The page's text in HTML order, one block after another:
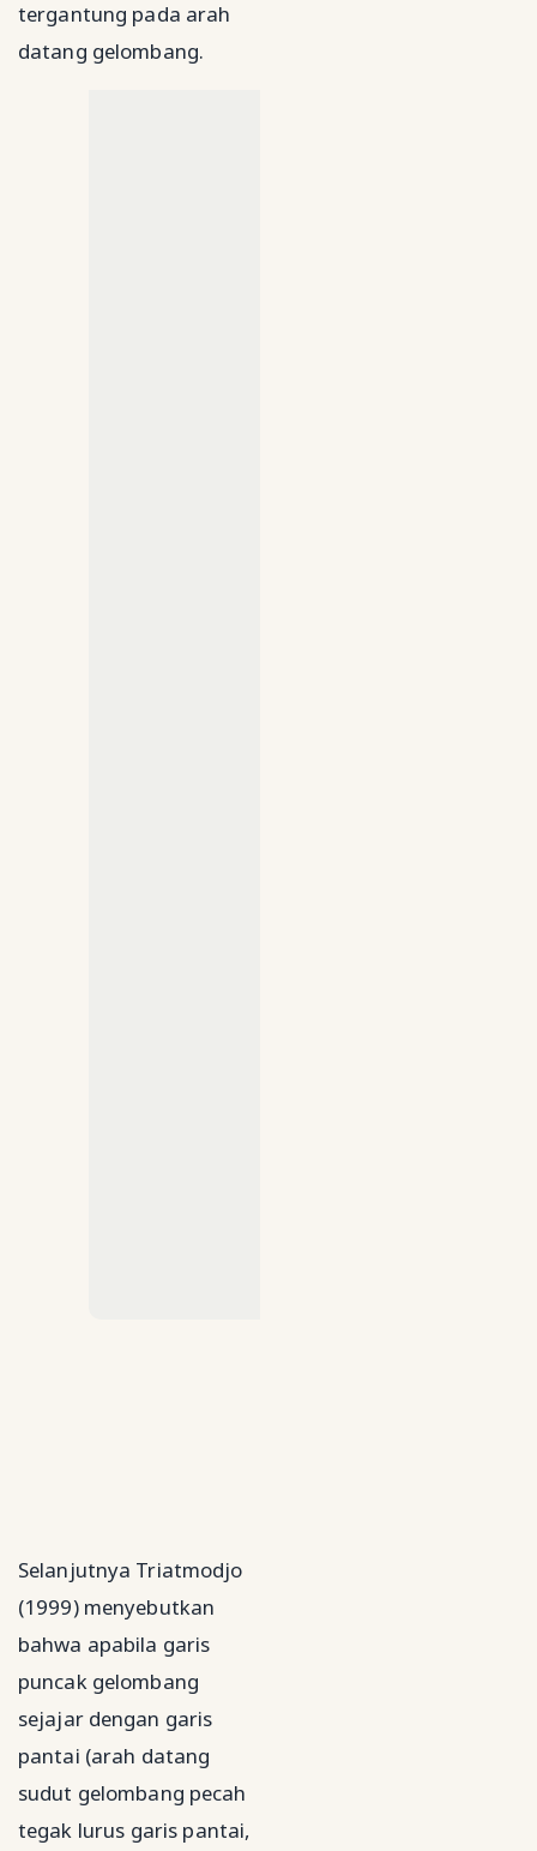
tergantung pada arah
datang gelombang.
Selanjutnya Triatmodjo
(1999) menyebutkan
bahwa apabila garis
puncak gelombang
sejajar dengan garis
pantai (arah datang
sudut gelombang pecah
tegak lurus garis pantai,